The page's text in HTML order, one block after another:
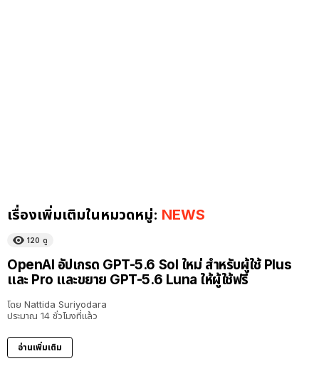
เรื่องเพิ่มเติมในหมวดหมู่: NEWS
120 ดู
OpenAI อัปเกรด GPT-5.6 Sol ใหม่ สำหรับผู้ใช้ Plus
และ Pro และขยาย GPT-5.6 Luna ให้ผู้ใช้ฟรี
โดย Nattida Suriyodara
ประมาณ 14 ชั่วโมงที่แล้ว
อ่านเพิ่มเติม